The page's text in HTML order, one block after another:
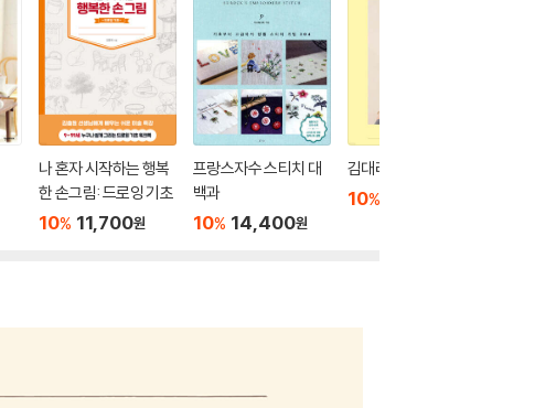
나 혼자 시작하는 행복
한 손그림: 드로잉 기초
10% 11,700원
프랑스자수 스티치 대
백과
10% 14,400원
김대리의 데일리 뜨개
10%